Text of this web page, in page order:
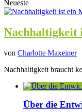
Neueste
Nachhaltigkeit
von Charlotte Maxeiner
Nachhaltigkeit braucht
Über die